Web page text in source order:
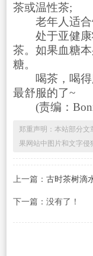
茶或温性茶;
老年人适合
处于亚健康
茶。如果血糖
糖。
喝茶，喝得
最舒服的了~
(责编：
郑重声明：本站部分
果网站中图片和文字侵
上一篇： 古时茶树滴
下一篇：没有了！